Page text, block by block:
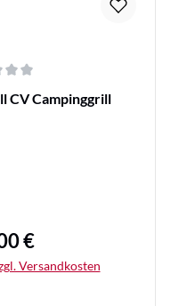
von 0 von 5 Sternen
CV Campinggrill
Preis:
€
Versandkosten